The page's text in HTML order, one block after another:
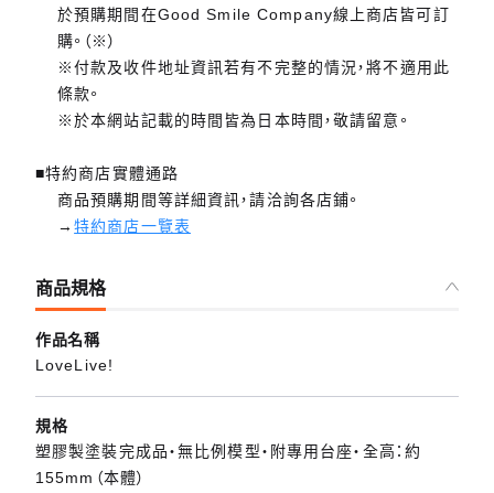
於預購期間在Good Smile Company線上商店皆可訂
購。（※）
※付款及收件地址資訊若有不完整的情況，將不適用此
條款。
※於本網站記載的時間皆為日本時間，敬請留意。
■特約商店實體通路
商品預購期間等詳細資訊，請洽詢各店鋪。
→特約商店一覽表
商品規格
作品名稱
LoveLive!
規格
塑膠製塗裝完成品・無比例模型・附專用台座・全高：約
155mm（本體）